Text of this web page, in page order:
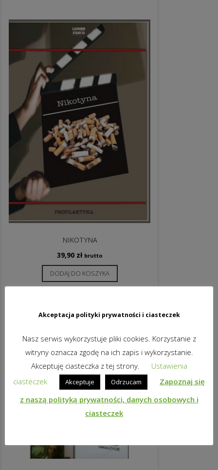
NIKOTYNA
39,90 zł brutto
DODAJ DO KOSZYKA
Akceptacja polityki prywatności i ciasteczek
Nasz serwis wykorzystuje pliki cookies. Korzystanie z
witryny oznacza zgodę na ich zapis i wykorzystanie.
Akceptuję ciasteczka z tej strony.
Ustawienia
ciasteczek
Akceptuje Odrzucam
Zapoznaj się
z naszą polityką prywatności, danych osobowych i
ciasteczek